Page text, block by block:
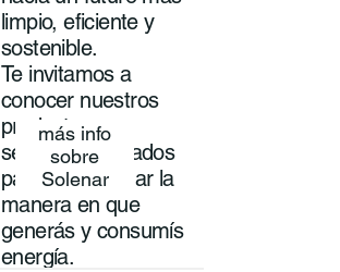
limpio, eficiente y
sostenible.
Te invitamos a
conocer nuestros
productos y
servicios pensados
para transformar la
manera en que
generás y consumís
energía.
más info
sobre
Solenar